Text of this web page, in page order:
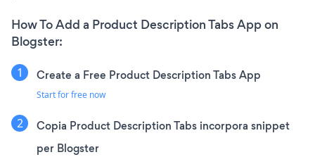
How To Add a Product Description Tabs App on
Blogster:
Create a Free Product Description Tabs App
Start for free now
Copia Product Description Tabs incorpora snippet
per Blogster